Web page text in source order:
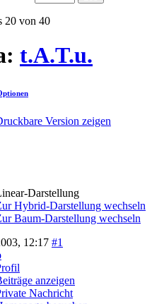
20 von 40
t.A.T.u.
Version zeigen
Darstellung
Hybrid-Darstellung wechseln
Baum-Darstellung wechseln
12:17 #1
anzeigen
Nachricht